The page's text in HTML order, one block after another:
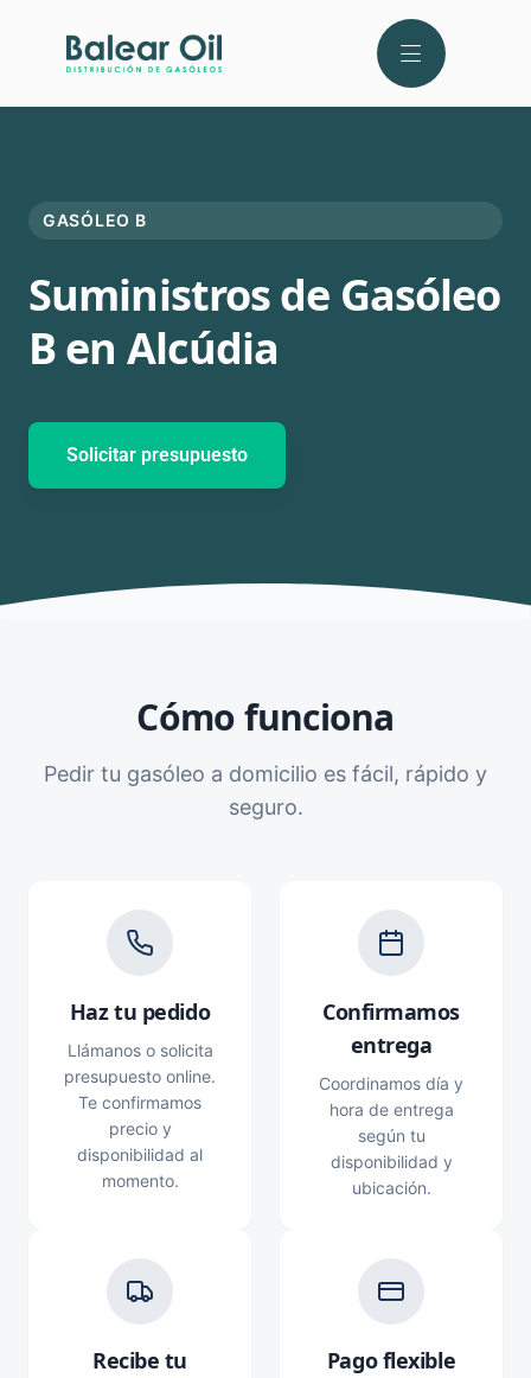
GASÓLEO B
Suministros de Gasóleo
B en Alcúdia
Solicitar presupuesto
Cómo funciona
Pedir tu gasóleo a domicilio es fácil, rápido y
seguro.
Haz tu pedido
Llámanos o solicita
presupuesto online.
Te confirmamos
precio y
disponibilidad al
momento.
Confirmamos
entrega
Coordinamos día y
hora de entrega
según tu
disponibilidad y
ubicación.
Recibe tu
Pago flexible